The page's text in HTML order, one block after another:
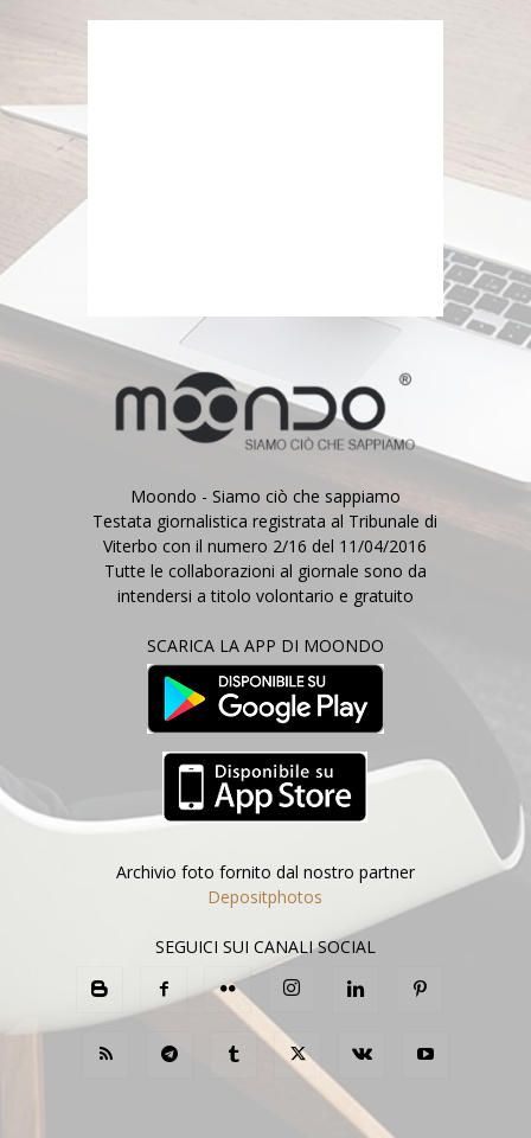
Moondo - Siamo ciò che sappiamo
Testata giornalistica registrata al Tribunale di
Viterbo con il numero 2/16 del 11/04/2016
Tutte le collaborazioni al giornale sono da
intendersi a titolo volontario e gratuito
SCARICA LA APP DI MOONDO
Archivio foto fornito dal nostro partner
Depositphotos
SEGUICI SUI CANALI SOCIAL